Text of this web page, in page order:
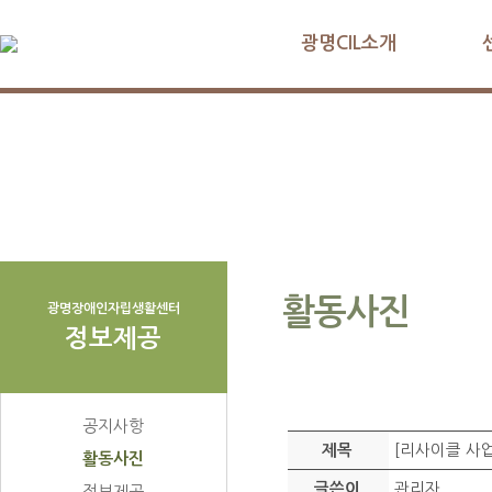
광명CIL소개
광명장애인자립생활센터
정보제공
공지사항
활동사진
활동사진
제목 [리사이클
글쓴이 관리자